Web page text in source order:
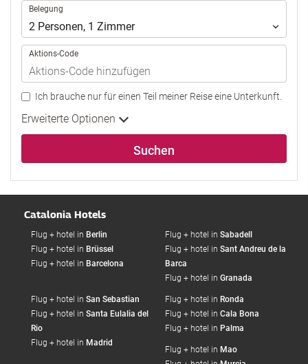
Belegung
Belegung
2 Personen, 1 Zimmer
Aktions-Code
Ich brauche nur für einen Teil meiner Reise eine Unterkunft.
Erweiterte Optionen
Suchen
Catalonia Hotels
Flug + hotel in Berlin
Flug + hotel in Brüssel
Flug + hotel in Barcelona
Flug + hotel in Sabadell
Flug + hotel in Sant Andreu de la
Barca
Flug + hotel in Granada
Flug + hotel in San Sebastian
Flug + hotel in Santa Eulalia del
Rio
Flug + hotel in Madrid
Flug + hotel in Ronda
Flug + hotel in Cala Bona
Flug + hotel in Palma
Flug + hotel in Mao